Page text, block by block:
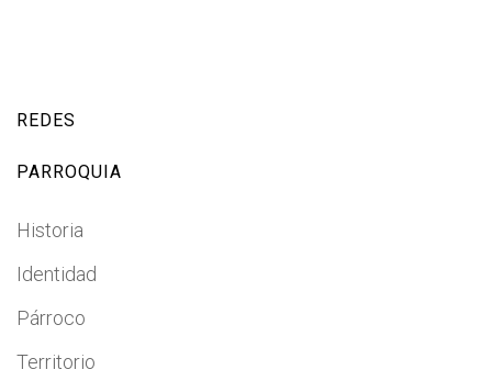
REDES
PARROQUIA
Historia
Identidad
Párroco
Territorio